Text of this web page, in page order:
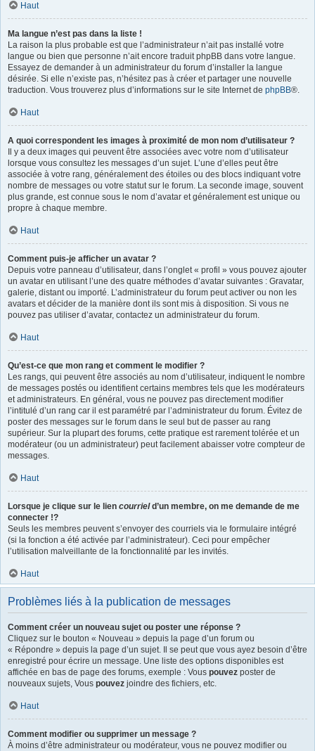
Haut
Ma langue n’est pas dans la liste !
La raison la plus probable est que l’administrateur n’ait pas installé votre
langue ou bien que personne n’ait encore traduit phpBB dans votre langue.
Essayez de demander à un administrateur du forum d’installer la langue
désirée. Si elle n’existe pas, n’hésitez pas à créer et partager une nouvelle
traduction. Vous trouverez plus d’informations sur le site Internet de phpBB®.
Haut
A quoi correspondent les images à proximité de mon nom d’utilisateur ?
Il y a deux images qui peuvent être associées avec votre nom d’utilisateur
lorsque vous consultez les messages d’un sujet. L’une d’elles peut être
associée à votre rang, généralement des étoiles ou des blocs indiquant votre
nombre de messages ou votre statut sur le forum. La seconde image, souvent
plus grande, est connue sous le nom d’avatar et généralement est unique ou
propre à chaque membre.
Haut
Comment puis-je afficher un avatar ?
Depuis votre panneau d’utilisateur, dans l’onglet « profil » vous pouvez ajouter
un avatar en utilisant l’une des quatre méthodes d’avatar suivantes : Gravatar,
galerie, distant ou importé. L’administrateur du forum peut activer ou non les
avatars et décider de la manière dont ils sont mis à disposition. Si vous ne
pouvez pas utiliser d’avatar, contactez un administrateur du forum.
Haut
Qu’est-ce que mon rang et comment le modifier ?
Les rangs, qui peuvent être associés au nom d’utilisateur, indiquent le nombre
de messages postés ou identifient certains membres tels que les modérateurs
et administrateurs. En général, vous ne pouvez pas directement modifier
l’intitulé d’un rang car il est paramétré par l’administrateur du forum. Évitez de
poster des messages sur le forum dans le seul but de passer au rang
supérieur. Sur la plupart des forums, cette pratique est rarement tolérée et un
modérateur (ou un administrateur) peut facilement abaisser votre compteur de
messages.
Haut
Lorsque je clique sur le lien courrield’un membre, on me demande de me
connecter !?
Seuls les membres peuvent s’envoyer des courriels via le formulaire intégré
(si la fonction a été activée par l’administrateur). Ceci pour empêcher
l’utilisation malveillante de la fonctionnalité par les invités.
Haut
Problèmes liés à la publication de messages
Comment créer un nouveau sujet ou poster une réponse ?
Cliquez sur le bouton « Nouveau » depuis la page d’un forum ou
« Répondre » depuis la page d’un sujet. Il se peut que vous ayez besoin d’être
enregistré pour écrire un message. Une liste des options disponibles est
affichée en bas de page des forums, exemple : Vous pouvez poster de
nouveaux sujets, Vous pouvez joindre des fichiers, etc.
Haut
Comment modifier ou supprimer un message ?
À moins d’être administrateur ou modérateur, vous ne pouvez modifier ou